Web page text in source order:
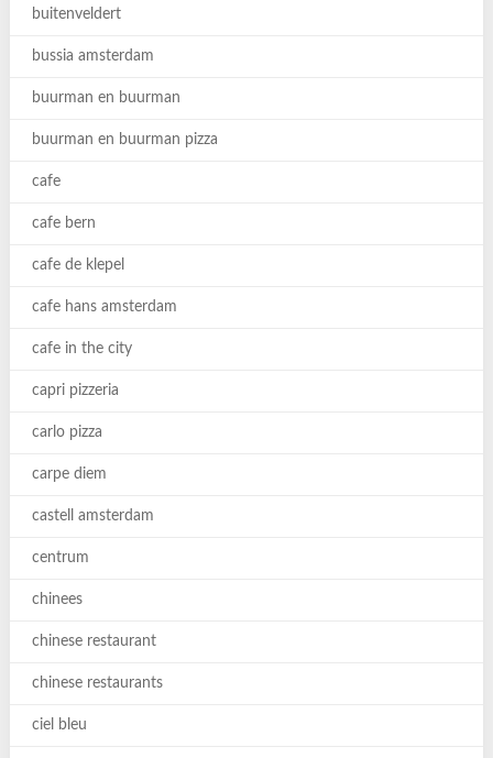
buitenveldert
bussia amsterdam
buurman en buurman
buurman en buurman pizza
cafe
cafe bern
cafe de klepel
cafe hans amsterdam
cafe in the city
capri pizzeria
carlo pizza
carpe diem
castell amsterdam
centrum
chinees
chinese restaurant
chinese restaurants
ciel bleu